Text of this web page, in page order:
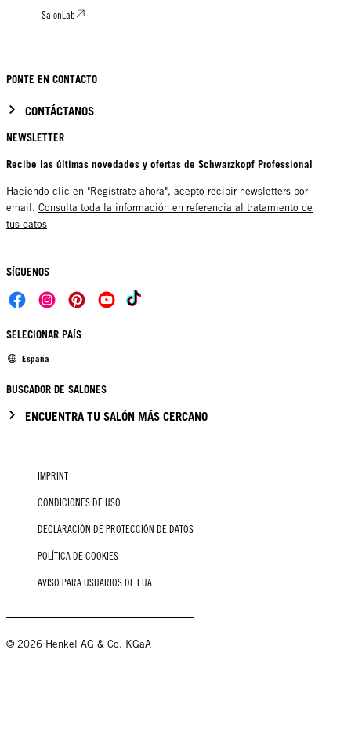
SalonLab
PONTE EN CONTACTO
CONTÁCTANOS
NEWSLETTER
Recibe las últimas novedades y ofertas de Schwarzkopf Professional
Haciendo clic en "Regístrate ahora", acepto recibir newsletters por
email. Consulta toda la información en referencia al tratamiento de
tus datos
SÍGUENOS
SELECIONAR PAÍS
España
BUSCADOR DE SALONES
ENCUENTRA TU SALÓN MÁS CERCANO
IMPRINT
CONDICIONES DE USO
DECLARACIÓN DE PROTECCIÓN DE DATOS
POLÍTICA DE COOKIES
AVISO PARA USUARIOS DE EUA
© 2026 Henkel AG & Co. KGaA